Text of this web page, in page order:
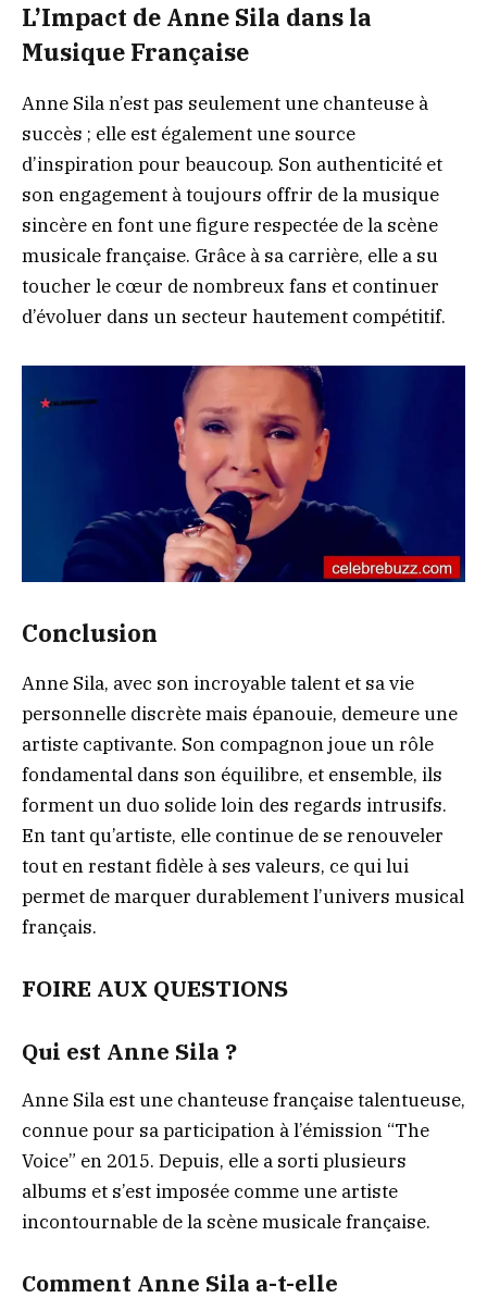
L’Impact de Anne Sila dans la
Musique Française
Anne Sila n’est pas seulement une chanteuse à
succès ; elle est également une source
d’inspiration pour beaucoup. Son authenticité et
son engagement à toujours offrir de la musique
sincère en font une figure respectée de la scène
musicale française. Grâce à sa carrière, elle a su
toucher le cœur de nombreux fans et continuer
d’évoluer dans un secteur hautement compétitif.
Conclusion
Anne Sila, avec son incroyable talent et sa vie
personnelle discrète mais épanouie, demeure une
artiste captivante. Son compagnon joue un rôle
fondamental dans son équilibre, et ensemble, ils
forment un duo solide loin des regards intrusifs.
En tant qu’artiste, elle continue de se renouveler
tout en restant fidèle à ses valeurs, ce qui lui
permet de marquer durablement l’univers musical
français.
FOIRE AUX QUESTIONS
Qui est Anne Sila ?
Anne Sila est une chanteuse française talentueuse,
connue pour sa participation à l’émission “The
Voice” en 2015. Depuis, elle a sorti plusieurs
albums et s’est imposée comme une artiste
incontournable de la scène musicale française.
Comment Anne Sila a-t-elle